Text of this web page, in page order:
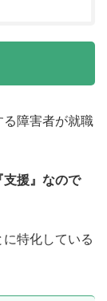
障害者が就職
支援』なので
特化している